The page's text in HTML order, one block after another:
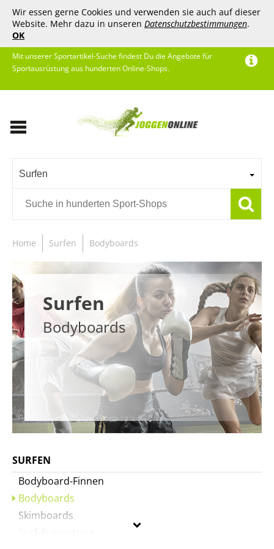
Wir essen gerne Cookies und verwenden sie auch auf dieser
Website. Mehr dazu in unseren Datenschutzbestimmungen.
OK
Mit unserer Sportartikel-Suche findest Du die Angebote für
Sportausrüstung aus hunderten Online-Shops.
Surfen
Home Surfen Bodyboards
Surfen
Bodyboards
SURFEN
Bodyboard-Finnen
Bodyboards
Skimboards